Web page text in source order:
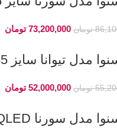
تومان 73,200,000 تومان
مدل تیوانا سایز 65 اینچ
تومان 52,000,000 تومان